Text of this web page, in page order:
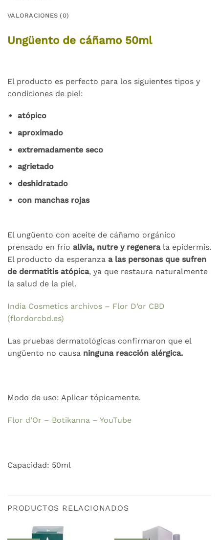
VALORACIONES (0)
Ungüento de cáñamo 50ml
El producto es perfecto para los siguientes tipos y
condiciones de piel:
atópico
aproximado
extremadamente seco
agrietado
deshidratado
con manchas rojas
El ungüento con aceite de cáñamo orgánico
prensado en frío alivia, nutre y regenerala epidermis.
El producto da esperanza a las personas que sufren
de dermatitis atópica, ya que restaura naturalmente
la salud de la piel.
India Cosmetics archivos – Flor D’or CBD
(flordorcbd.es)
Las pruebas dermatológicas confirmaron que el
ungüento no causa ninguna reacción alérgica.
Modo de uso: Aplicar tópicamente.
Flor d’Or – Botikanna – YouTube
Capacidad: 50ml
PRODUCTOS RELACIONADOS